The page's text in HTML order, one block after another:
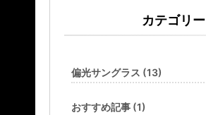
カテゴリー
偏光サングラス (13)
おすすめ記事 (1)